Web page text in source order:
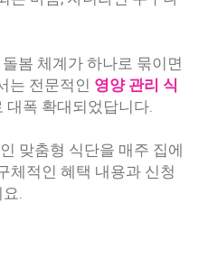
봄 체계가 하나로 묶이면
는 전문적인 영양 관리 식
대폭 확대되었답니다.
맞춤형 식단을 매주 집에
체적인 혜택 내용과 신청
.